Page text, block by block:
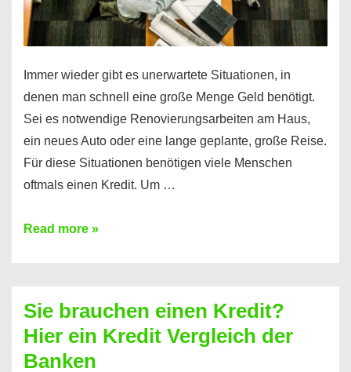
Immer wieder gibt es unerwartete Situationen, in
denen man schnell eine große Menge Geld benötigt.
Sei es notwendige Renovierungsarbeiten am Haus,
ein neues Auto oder eine lange geplante, große Reise.
Für diese Situationen benötigen viele Menschen
oftmals einen Kredit. Um …
Brauchen
Summe
Geld?
Hier
Read more »
Sie brauchen einen Kredit?
Hier ein Kredit Vergleich der
Banken